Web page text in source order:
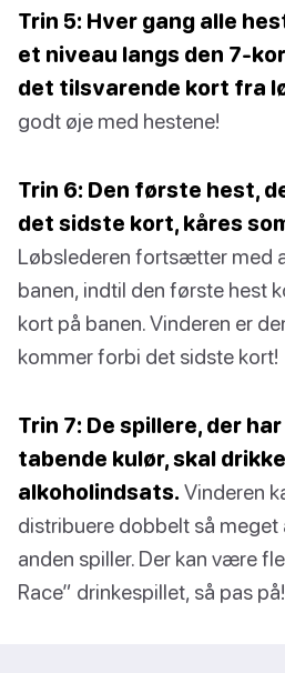
Trin 5: Hver gang alle
et niveau langs den 7-
det tilsvarende kort fra
godt øje med hestene!
Trin 6: Den første hest,
det sidste kort, kåres
Løbslederen fortsætter med
banen, indtil den første hest
kort på banen. Vinderen er
kommer forbi det sidste kort!
Trin 7: De spillere, der
tabende kulør, skal
alkoholindsats. Vinderen
distribuere dobbelt så meget
anden spiller. Der kan være
Race” drinkespillet, så pas på!